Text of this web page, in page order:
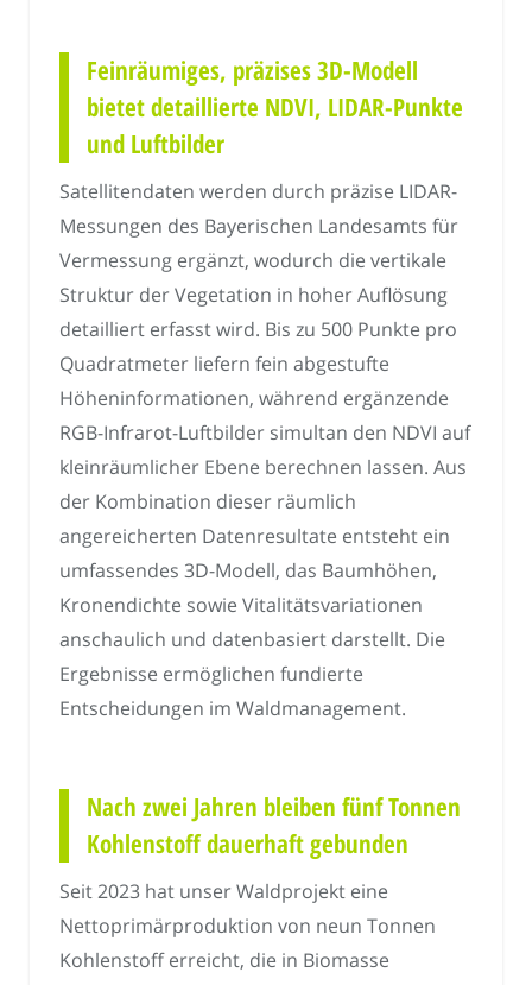
Feinräumiges, präzises 3D-Modell
bietet detaillierte NDVI, LIDAR-Punkte
und Luftbilder
Satellitendaten werden durch präzise LIDAR-
Messungen des Bayerischen Landesamts für
Vermessung ergänzt, wodurch die vertikale
Struktur der Vegetation in hoher Auflösung
detailliert erfasst wird. Bis zu 500 Punkte pro
Quadratmeter liefern fein abgestufte
Höheninformationen, während ergänzende
RGB-Infrarot-Luftbilder simultan den NDVI auf
kleinräumlicher Ebene berechnen lassen. Aus
der Kombination dieser räumlich
angereicherten Datenresultate entsteht ein
umfassendes 3D-Modell, das Baumhöhen,
Kronendichte sowie Vitalitätsvariationen
anschaulich und datenbasiert darstellt. Die
Ergebnisse ermöglichen fundierte
Entscheidungen im Waldmanagement.
Nach zwei Jahren bleiben fünf Tonnen
Kohlenstoff dauerhaft gebunden
Seit 2023 hat unser Waldprojekt eine
Nettoprimärproduktion von neun Tonnen
Kohlenstoff erreicht, die in Biomasse